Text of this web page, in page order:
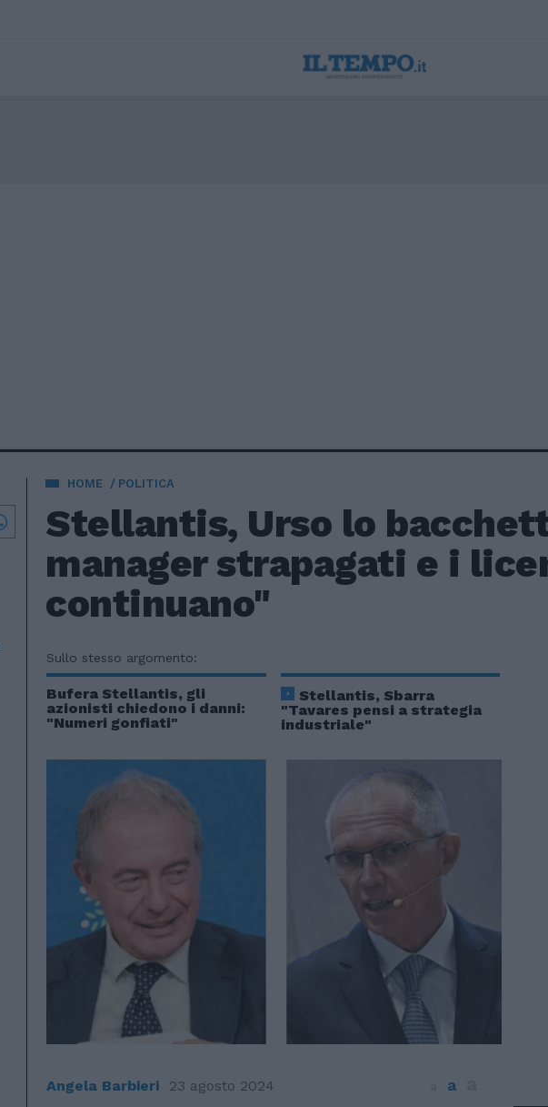
HOME POLITICA
Stellantis, Urso lo
manager strapagati e i
continuano"
Sullo stesso argomento:
Bufera Stellantis, gli
azionisti chiedono i danni:
"Numeri gonfiati"
Stellantis, Sbarra
"Tavares pensi a strategia
industriale"
Angela Barbieri 23 agosto 2024 a